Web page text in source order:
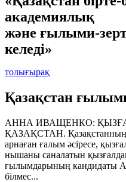
академиялық
және ғылыми-
келеді»
толығырақ
Қазақстан
АННА ИВАЩЕНКО:
ҚАЗАҚСТАН. Қазақстанның
арнаған ғалым әсіресе,
нышаны саналатын
ғылымдарының кандидаты
білмес...